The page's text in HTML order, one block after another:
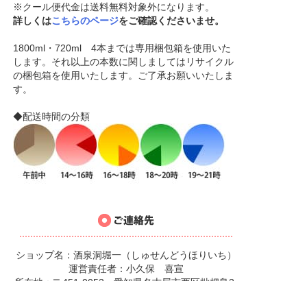
※クール便代金は送料無料対象外になります。
詳しくはこちらのページをご確認くださいませ。
1800ml・720ml 4本までは専用梱包箱を使用いた
します。それ以上の本数に関しましてはリサイクル
の梱包箱を使用いたします。ご了承お願いいたしま
す。
◆配送時間の分類
ショップ名：酒泉洞堀一（しゅせんどうほりいち）
運営責任者：小久保 喜宣